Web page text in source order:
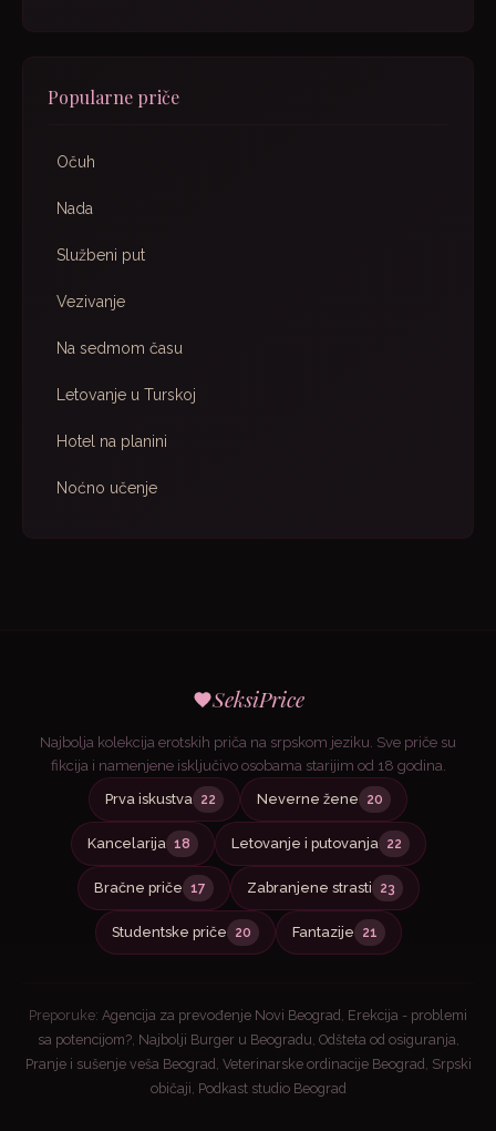
Popularne priče
Očuh
Nada
Službeni put
Vezivanje
Na sedmom času
Letovanje u Turskoj
Hotel na planini
Noćno učenje
SeksiPrice
Najbolja kolekcija erotskih priča na srpskom jeziku. Sve priče su
fikcija i namenjene isključivo osobama starijim od 18 godina.
Prva iskustva 22 Neverne žene 20
Kancelarija 18 Letovanje i putovanja 22
Bračne priče 17 Zabranjene strasti 23
Studentske priče 20 Fantazije 21
Preporuke: Agencija za prevođenje Novi Beograd , Erekcija - problemi
sa potencijom?, Najbolji Burger u Beogradu, Odšteta od osiguranja,
Pranje i sušenje veša Beograd , Veterinarske ordinacije Beograd , Srpski
običaji, Podkast studio Beograd